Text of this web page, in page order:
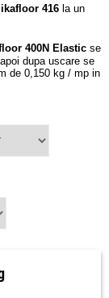
416 la un
400N Elastic se
apoi dupa uscare se
de 0,150 kg / mp in